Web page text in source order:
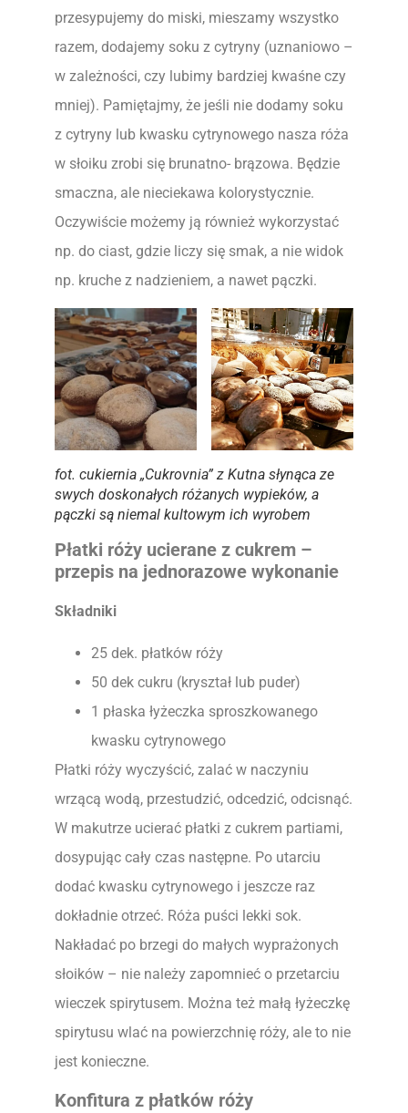
przesypujemy do miski, mieszamy wszystko
razem, dodajemy soku z cytryny (uznaniowo –
w zależności, czy lubimy bardziej kwaśne czy
mniej). Pamiętajmy, że jeśli nie dodamy soku
z cytryny lub kwasku cytrynowego nasza róża
w słoiku zrobi się brunatno- brązowa. Będzie
smaczna, ale nieciekawa kolorystycznie.
Oczywiście możemy ją również wykorzystać
np. do ciast, gdzie liczy się smak, a nie widok
np. kruche z nadzieniem, a nawet pączki.
fot. cukiernia „Cukrovnia” z Kutna słynąca ze
swych doskonałych różanych wypieków, a
pączki są niemal kultowym ich wyrobem
Płatki róży ucierane z cukrem –
przepis na jednorazowe wykonanie
Składniki
25 dek. płatków róży
50 dek cukru (kryształ lub puder)
1 płaska łyżeczka sproszkowanego
kwasku cytrynowego
Płatki róży wyczyścić, zalać w naczyniu
wrzącą wodą, przestudzić, odcedzić, odcisnąć.
W makutrze ucierać płatki z cukrem partiami,
dosypując cały czas następne. Po utarciu
dodać kwasku cytrynowego i jeszcze raz
dokładnie otrzeć. Róża puści lekki sok.
Nakładać po brzegi do małych wyprażonych
słoików – nie należy zapomnieć o przetarciu
wieczek spirytusem. Można też małą łyżeczkę
spirytusu wlać na powierzchnię róży, ale to nie
jest konieczne.
Konfitura z płatków róży